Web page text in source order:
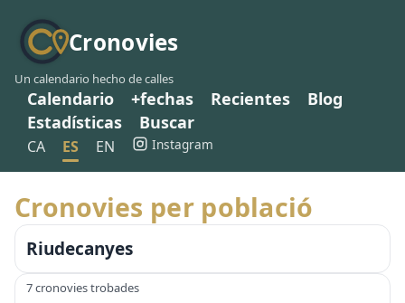
Cronovies
Un calendario hecho de calles
Calendario +fechas Recientes
Blog
Estadísticas
Buscar
CA ES EN Instagram
Cronovies per població
Riudecanyes
7 cronovies trobades